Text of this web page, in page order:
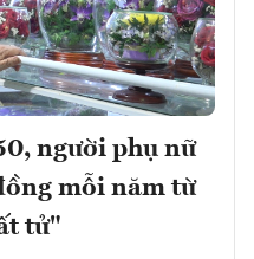
người phụ nữ
mỗi năm từ
tử"